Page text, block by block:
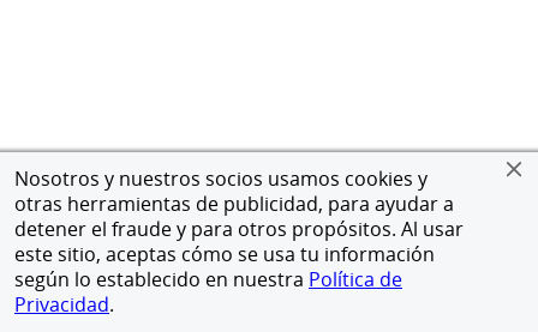
Nosotros y nuestros socios usamos cookies y
otras herramientas de publicidad, para ayudar a
detener el fraude y para otros propósitos. Al usar
este sitio, aceptas cómo se usa tu información
según lo establecido en nuestra Política de
Privacidad.